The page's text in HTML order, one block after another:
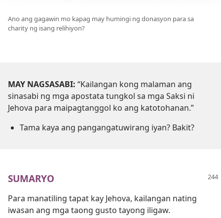
Ano ang gagawin mo kapag may humingi ng donasyon para sa
charity ng isang relihiyon?
MAY NAGSASABI: “Kailangan kong malaman ang
sinasabi ng mga apostata tungkol sa mga Saksi ni
Jehova para maipagtanggol ko ang katotohanan.”
Tama kaya ang pangangatuwirang iyan? Bakit?
SUMARYO
Para manatiling tapat kay Jehova, kailangan nating
iwasan ang mga taong gusto tayong iligaw.